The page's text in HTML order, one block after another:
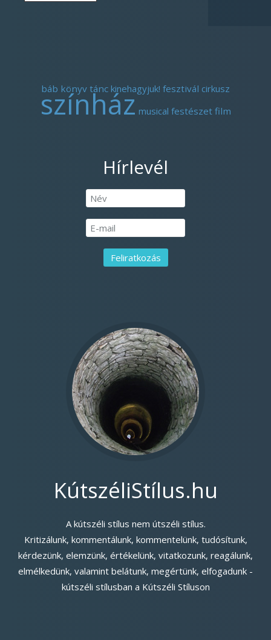
báb könyv tánc kinehagyjuk! fesztivál cirkusz
színház musical festészet film
Hírlevél
KútszéliStílus.hu
A kútszéli stílus nem útszéli stílus.
Kritizálunk, kommentálunk, kommentelünk, tudósítunk,
kérdezünk, elemzünk, értékelünk, vitatkozunk, reagálunk,
elmélkedünk, valamint belátunk, megértünk, elfogadunk -
kútszéli stílusban a Kútszéli Stíluson